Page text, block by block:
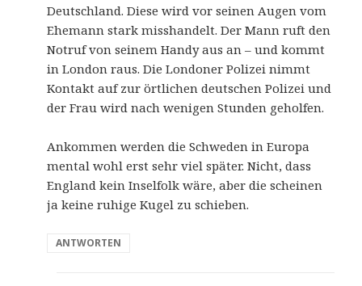
Deutschland. Diese wird vor seinen Augen vom
Ehemann stark misshandelt. Der Mann ruft den
Notruf von seinem Handy aus an – und kommt
in London raus. Die Londoner Polizei nimmt
Kontakt auf zur örtlichen deutschen Polizei und
der Frau wird nach wenigen Stunden geholfen.
Ankommen werden die Schweden in Europa
mental wohl erst sehr viel später. Nicht, dass
England kein Inselfolk wäre, aber die scheinen
ja keine ruhige Kugel zu schieben.
ANTWORTEN